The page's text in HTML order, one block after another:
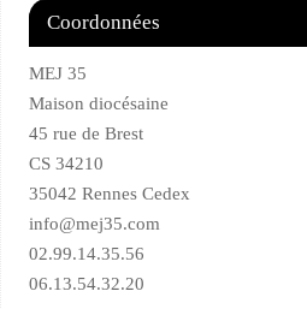
Coordonnées
MEJ 35
Maison diocésaine
45 rue de Brest
CS 34210
35042 Rennes Cedex
info@mej35.com
02.99.14.35.56
06.13.54.32.20